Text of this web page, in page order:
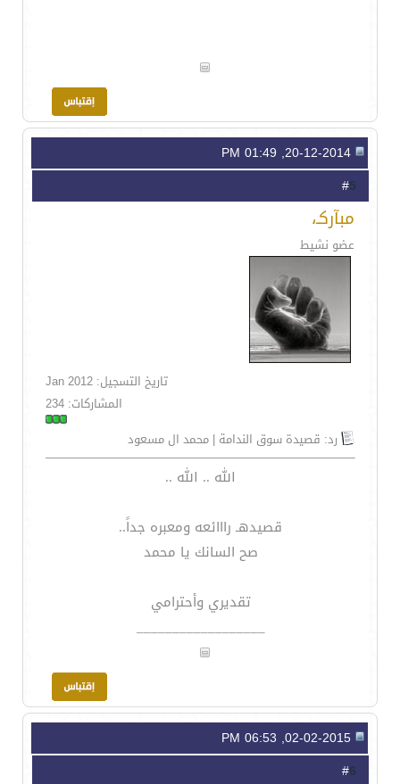
5
مبآركـ،
عضو نشيط
تاريخ التسجيل: Jan 2012
المشاركات: 234
رد: قصيدة سوق الندامة | محمد ال مسعود
الله .. الله ..
قصيدهـ رااائعه ومعبره جداً..
صح السانك يا محمد
تقديري وأحترامي
__________________
6